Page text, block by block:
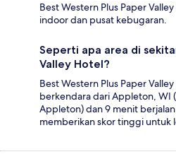
Best Western Plus Paper
indoor dan pusat kebugaran.
Seperti apa area di
Valley Hotel?
Best Western Plus Paper
berkendara dari Appleton, WI
Appleton) dan 9 menit
memberikan skor tinggi untuk